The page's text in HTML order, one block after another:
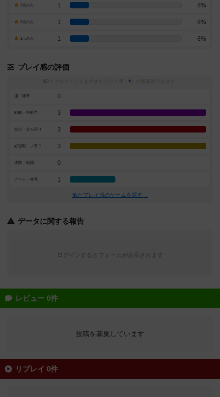
3点の人 1 8%
2点の人 1 8%
1点の人 1 8%
プレイ感の評価
※
運・確率 0
戦略・判断力 3
交渉・立ち回り 3
心理戦・ブラフ 3
攻防・戦闘 0
アート・外見 1
似たプレイ感のゲームを探す→
データに関する報告
レビュー 0件
投稿を募集しています
リプレイ 0件